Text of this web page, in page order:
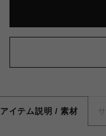
アイテム説明 / 素材